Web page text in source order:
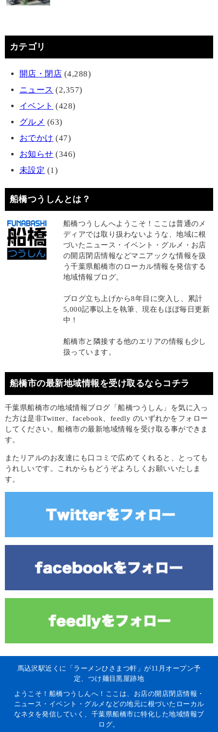
カテゴリ
開店・閉店 (4,288)
ニュース (2,357)
イベント (428)
グルメ (63)
おでかけ (47)
お知らせ (346)
未設定 (1)
船橋つうしんとは？
船橋つうしんへようこそ！ここは普通のメ
ディアでは取り扱わないような、地域に根
づいたニュース・イベント・グルメ・お店
の開店閉店情報などマニアックな情報を扱
う千葉県船橋市のローカル情報を発信する
地域情報ブログ。
ブログ立ち上げから8年目に突入し、累計
5,000記事以上を執筆、現在もほぼ毎日更新
中！
船橋市と隣接する他のエリアの情報も少し
扱っています。
船橋市の最新地域情報を受け取るならコチラ
千葉県船橋市の地域情報ブログ「船橋つうしん」を気に入っ
た方は是非Twitter、facebook、feedly のいずれかをフォロー
してください。船橋市の最新地域情報を受け取る事ができま
す。
またリアルのお友達にも口コミで広めてくれると、とっても
うれしいです。これからもどうぞよろしくお願いいたしま
す。
馬込沢駅近くに「ラーメンひさまつ軒」が11月オープン予
定、つけ麺目黒屋跡地
ようこそ！船橋つうしんへ！ここは、お店の開店閉店情報・
ニュース・イベント・グルメなどの地元に根づいたローカル
なネタを発信していく、千葉県船橋市に特化した地域情報ブ
ログ。